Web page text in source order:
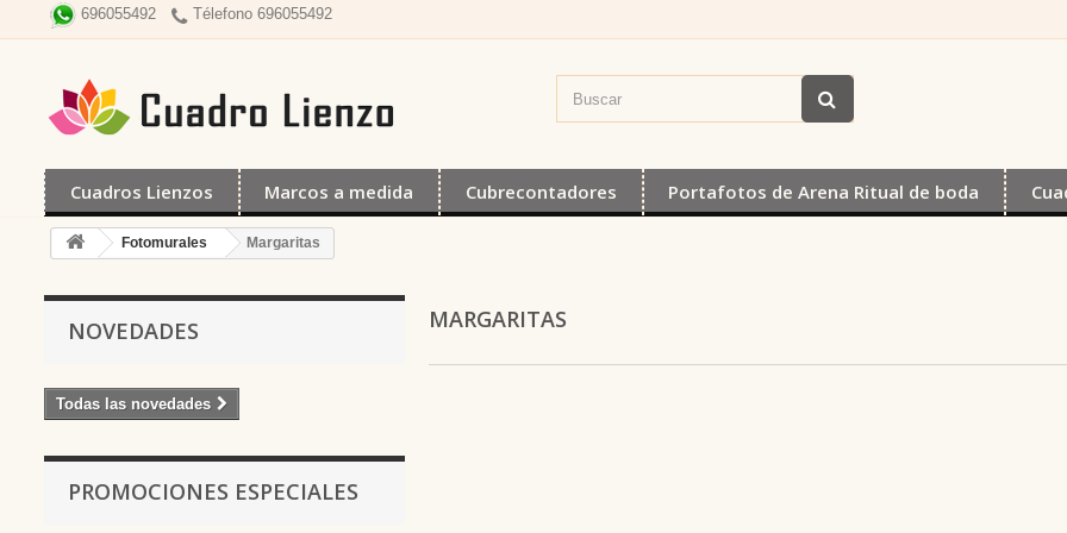
696055492 Télefono 696055492
Cuadros Lienzos Marcos a medida Cubrecontadores Portafotos de Arena Ritual de boda
Fotomurales Margaritas
NOVEDADES
Todas las novedades
PROMOCIONES ESPECIALES
MARGARITAS